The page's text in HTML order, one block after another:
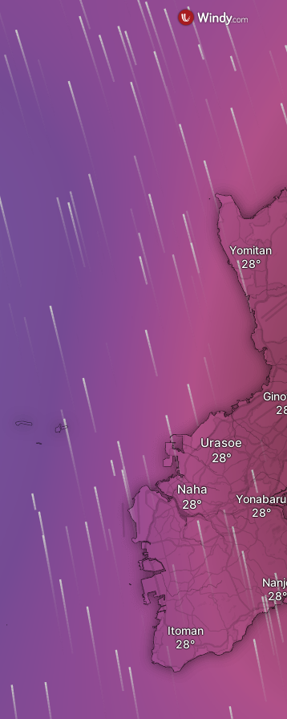
Yomitan
Yonabaru
Naha
Urasoe
Itoman